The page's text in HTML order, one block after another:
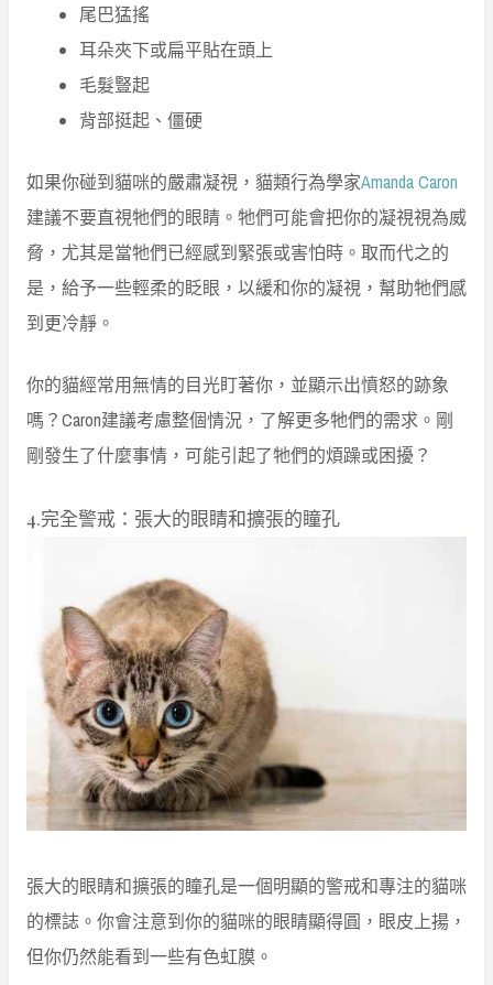
尾巴猛搖
耳朵夾下或扁平貼在頭上
毛髮豎起
背部挺起、僵硬
如果你碰到貓咪的嚴肅凝視，貓類行為學家Amanda Caron
建議不要直視牠們的眼睛。牠們可能會把你的凝視視為威
脅，尤其是當牠們已經感到緊張或害怕時。取而代之的
是，給予一些輕柔的眨眼，以緩和你的凝視，幫助牠們感
到更冷靜。
你的貓經常用無情的目光盯著你，並顯示出憤怒的跡象
嗎？Caron建議考慮整個情況，了解更多牠們的需求。剛
剛發生了什麼事情，可能引起了牠們的煩躁或困擾？
4.完全警戒：張大的眼睛和擴張的瞳孔
張大的眼睛和擴張的瞳孔是一個明顯的警戒和專注的貓咪
的標誌。你會注意到你的貓咪的眼睛顯得圓，眼皮上揚，
但你仍然能看到一些有色虹膜。